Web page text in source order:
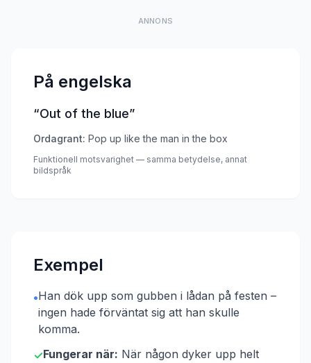
ANNONS
På engelska
“Out of the blue”
Ordagrant: Pop up like the man in the box
Funktionell motsvarighet — samma betydelse, annat
bildspråk
Exempel
•Han dök upp som gubben i lådan på festen –
ingen hade förväntat sig att han skulle
komma.
✓Fungerar när: När någon dyker upp helt